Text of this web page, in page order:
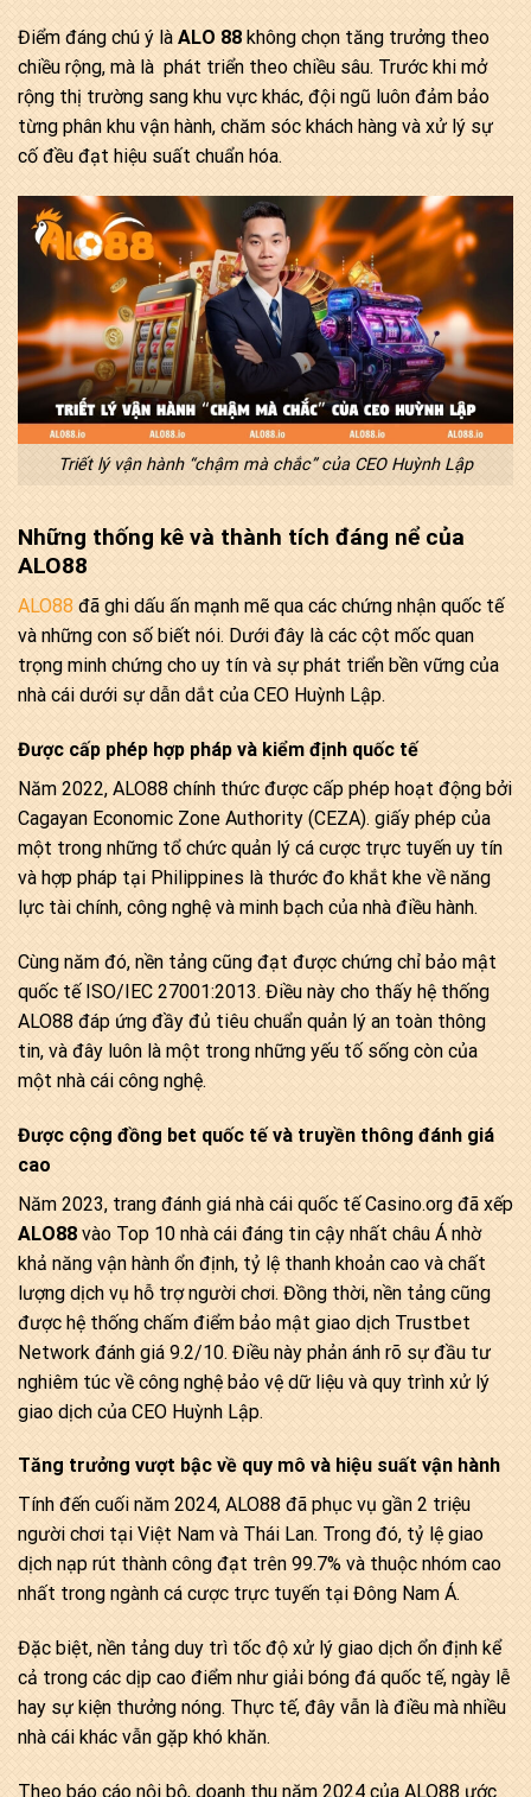
Điểm đáng chú ý là ALO 88 không chọn tăng trưởng theo
chiều rộng, mà là phát triển theo chiều sâu. Trước khi mở
rộng thị trường sang khu vực khác, đội ngũ luôn đảm bảo
từng phân khu vận hành, chăm sóc khách hàng và xử lý sự
cố đều đạt hiệu suất chuẩn hóa.
Triết lý vận hành “chậm mà chắc” của CEO Huỳnh Lập
Những thống kê và thành tích đáng nể của
ALO88
ALO88 đã ghi dấu ấn mạnh mẽ qua các chứng nhận quốc tế
và những con số biết nói. Dưới đây là các cột mốc quan
trọng minh chứng cho uy tín và sự phát triển bền vững của
nhà cái dưới sự dẫn dắt của CEO Huỳnh Lập.
Được cấp phép hợp pháp và kiểm định quốc tế
Năm 2022, ALO88 chính thức được cấp phép hoạt động bởi
Cagayan Economic Zone Authority (CEZA). giấy phép của
một trong những tổ chức quản lý cá cược trực tuyến uy tín
và hợp pháp tại Philippines là thước đo khắt khe về năng
lực tài chính, công nghệ và minh bạch của nhà điều hành.
Cùng năm đó, nền tảng cũng đạt được chứng chỉ bảo mật
quốc tế ISO/IEC 27001:2013. Điều này cho thấy hệ thống
ALO88 đáp ứng đầy đủ tiêu chuẩn quản lý an toàn thông
tin, và đây luôn là một trong những yếu tố sống còn của
một nhà cái công nghệ.
Được cộng đồng bet quốc tế và truyền thông đánh giá
cao
Năm 2023, trang đánh giá nhà cái quốc tế Casino.org đã xếp
ALO88 vào Top 10 nhà cái đáng tin cậy nhất châu Á nhờ
khả năng vận hành ổn định, tỷ lệ thanh khoản cao và chất
lượng dịch vụ hỗ trợ người chơi. Đồng thời, nền tảng cũng
được hệ thống chấm điểm bảo mật giao dịch Trustbet
Network đánh giá 9.2/10. Điều này phản ánh rõ sự đầu tư
nghiêm túc về công nghệ bảo vệ dữ liệu và quy trình xử lý
giao dịch của CEO Huỳnh Lập.
Tăng trưởng vượt bậc về quy mô và hiệu suất vận hành
Tính đến cuối năm 2024, ALO88 đã phục vụ gần 2 triệu
người chơi tại Việt Nam và Thái Lan. Trong đó, tỷ lệ giao
dịch nạp rút thành công đạt trên 99.7% và thuộc nhóm cao
nhất trong ngành cá cược trực tuyến tại Đông Nam Á.
Đặc biệt, nền tảng duy trì tốc độ xử lý giao dịch ổn định kể
cả trong các dịp cao điểm như giải bóng đá quốc tế, ngày lễ
hay sự kiện thưởng nóng. Thực tế, đây vẫn là điều mà nhiều
nhà cái khác vẫn gặp khó khăn.
Theo báo cáo nội bộ, doanh thu năm 2024 của ALO88 ước